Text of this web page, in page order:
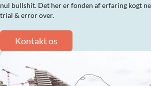
nul bullshit. Det her er fonden af erfaring kogt
trial & error over.
Kontakt os